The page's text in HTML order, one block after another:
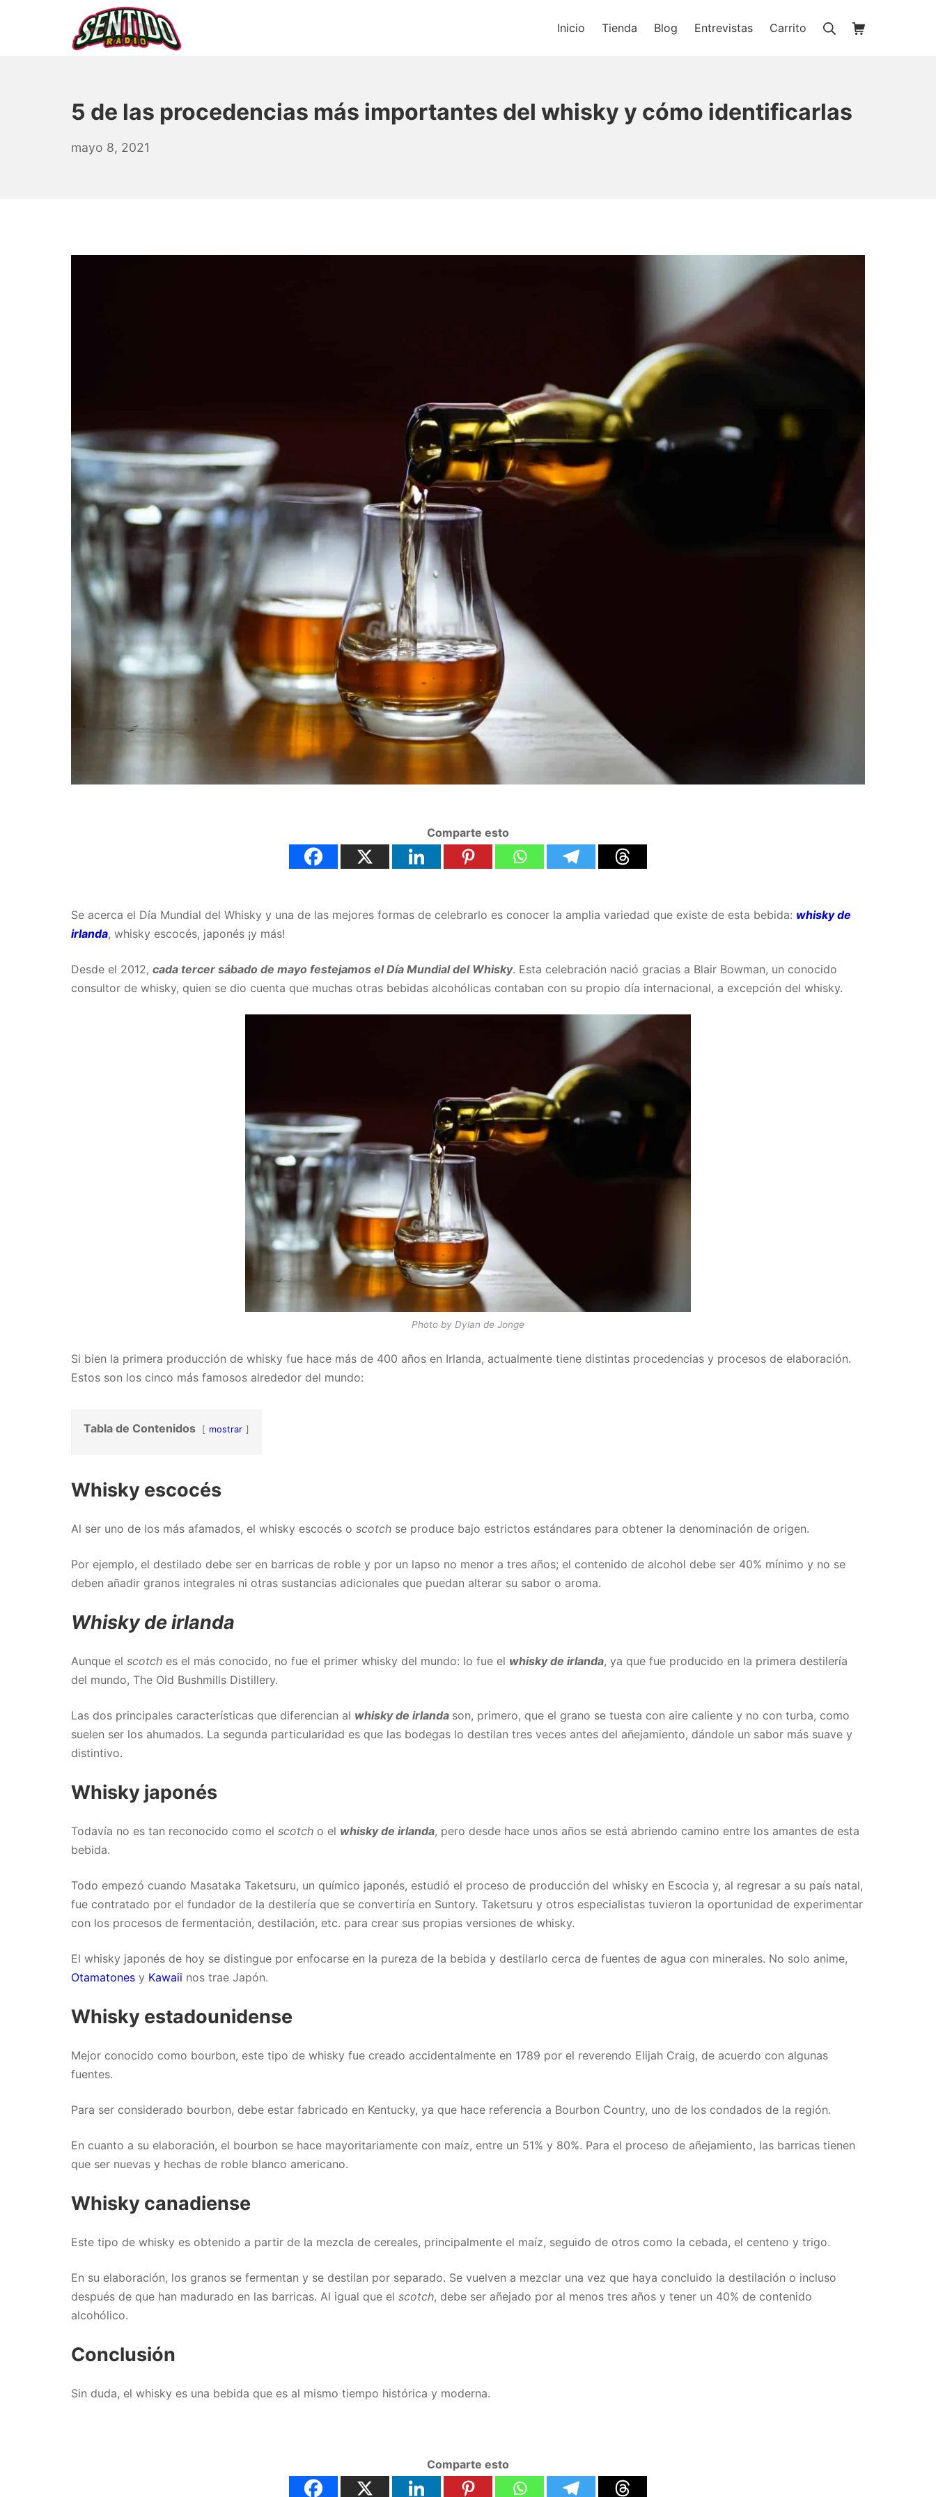
Inicio Tienda Blog Entrevistas Carrito BuscarCarrito de la
5 de las procedencias más importantes del whisky y cómo identificarlas
mayo 8, 2021
Comparte esto
Se acerca el Día Mundial del Whisky y una de las mejores formas de celebrarlo es conocer la amplia variedad que existe de esta bebida: whisky de
irlanda, whisky escocés, japonés ¡y más!
Desde el 2012, cada tercer sábado de mayo festejamos el Día Mundial del Whisky. Esta celebración nació gracias a Blair Bowman, un conocido
consultor de whisky, quien se dio cuenta que muchas otras bebidas alcohólicas contaban con su propio día internacional, a excepción del whisky.
Photo by Dylan de Jonge
Si bien la primera producción de whisky fue hace más de 400 años en Irlanda, actualmente tiene distintas procedencias y procesos de elaboración.
Estos son los cinco más famosos alrededor del mundo:
Tabla de Contenidos mostrar
Whisky escocés
Al ser uno de los más afamados, el whisky escocés o scotch se produce bajo estrictos estándares para obtener la denominación de origen.
Por ejemplo, el destilado debe ser en barricas de roble y por un lapso no menor a tres años; el contenido de alcohol debe ser 40% mínimo y no se
deben añadir granos integrales ni otras sustancias adicionales que puedan alterar su sabor o aroma.
Whisky de irlanda
Aunque el scotch es el más conocido, no fue el primer whisky del mundo: lo fue el whisky de irlanda, ya que fue producido en la primera destilería
del mundo, The Old Bushmills Distillery.
Las dos principales características que diferencian al whisky de irlanda son, primero, que el grano se tuesta con aire caliente y no con turba, como
suelen ser los ahumados. La segunda particularidad es que las bodegas lo destilan tres veces antes del añejamiento, dándole un sabor más suave y
distintivo.
Whisky japonés
Todavía no es tan reconocido como el scotch o el whisky de irlanda, pero desde hace unos años se está abriendo camino entre los amantes de esta
bebida.
Todo empezó cuando Masataka Taketsuru, un químico japonés, estudió el proceso de producción del whisky en Escocia y, al regresar a su país natal,
fue contratado por el fundador de la destilería que se convertiría en Suntory. Taketsuru y otros especialistas tuvieron la oportunidad de experimentar
con los procesos de fermentación, destilación, etc. para crear sus propias versiones de whisky.
El whisky japonés de hoy se distingue por enfocarse en la pureza de la bebida y destilarlo cerca de fuentes de agua con minerales. No solo anime,
Otamatones y Kawaii nos trae Japón.
Whisky estadounidense
Mejor conocido como bourbon, este tipo de whisky fue creado accidentalmente en 1789 por el reverendo Elijah Craig, de acuerdo con algunas
fuentes.
Para ser considerado bourbon, debe estar fabricado en Kentucky, ya que hace referencia a Bourbon Country, uno de los condados de la región.
En cuanto a su elaboración, el bourbon se hace mayoritariamente con maíz, entre un 51% y 80%. Para el proceso de añejamiento, las barricas tienen
que ser nuevas y hechas de roble blanco americano.
Whisky canadiense
Este tipo de whisky es obtenido a partir de la mezcla de cereales, principalmente el maíz, seguido de otros como la cebada, el centeno y trigo.
En su elaboración, los granos se fermentan y se destilan por separado. Se vuelven a mezclar una vez que haya concluido la destilación o incluso
después de que han madurado en las barricas. Al igual que el scotch, debe ser añejado por al menos tres años y tener un 40% de contenido
alcohólico.
Conclusión
Sin duda, el whisky es una bebida que es al mismo tiempo histórica y moderna.
Comparte esto